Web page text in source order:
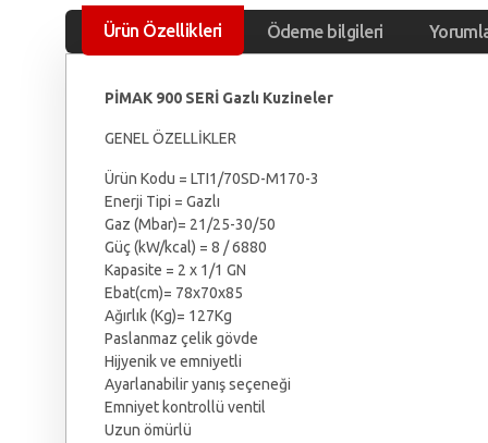
Ürün Özellikleri Ödeme bilgileri
PİMAK 900 SERİ Gazlı Kuzineler
GENEL ÖZELLİKLER
Ürün Kodu = LTI1/70SD-M170-3
Enerji Tipi = Gazlı
Gaz (Mbar)= 21/25-30/50
Güç (kW/kcal) = 8 / 6880
Kapasite = 2 x 1/1 GN
Ebat(cm)= 78x70x85
Ağırlık (Kg)= 127Kg
Paslanmaz çelik gövde
Hijyenik ve emniyetli
Ayarlanabilir yanış seçeneği
Emniyet kontrollü ventil
Uzun ömürlü